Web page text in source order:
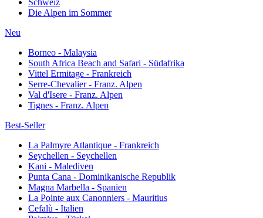
Schweiz
Die Alpen im Sommer
Neu
Borneo - Malaysia
South Africa Beach and Safari - Südafrika
Vittel Ermitage - Frankreich
Serre-Chevalier - Franz. Alpen
Val d'Isere - Franz. Alpen
Tignes - Franz. Alpen
Best-Seller
La Palmyre Atlantique - Frankreich
Seychellen - Seychellen
Kani - Malediven
Punta Cana - Dominikanische Republik
Magna Marbella - Spanien
La Pointe aux Canonniers - Mauritius
Cefalù - Italien